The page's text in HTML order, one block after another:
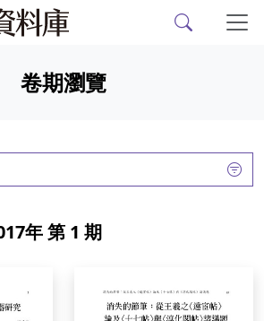
月刊、故宮學
卷期瀏覽
年 第 1 期